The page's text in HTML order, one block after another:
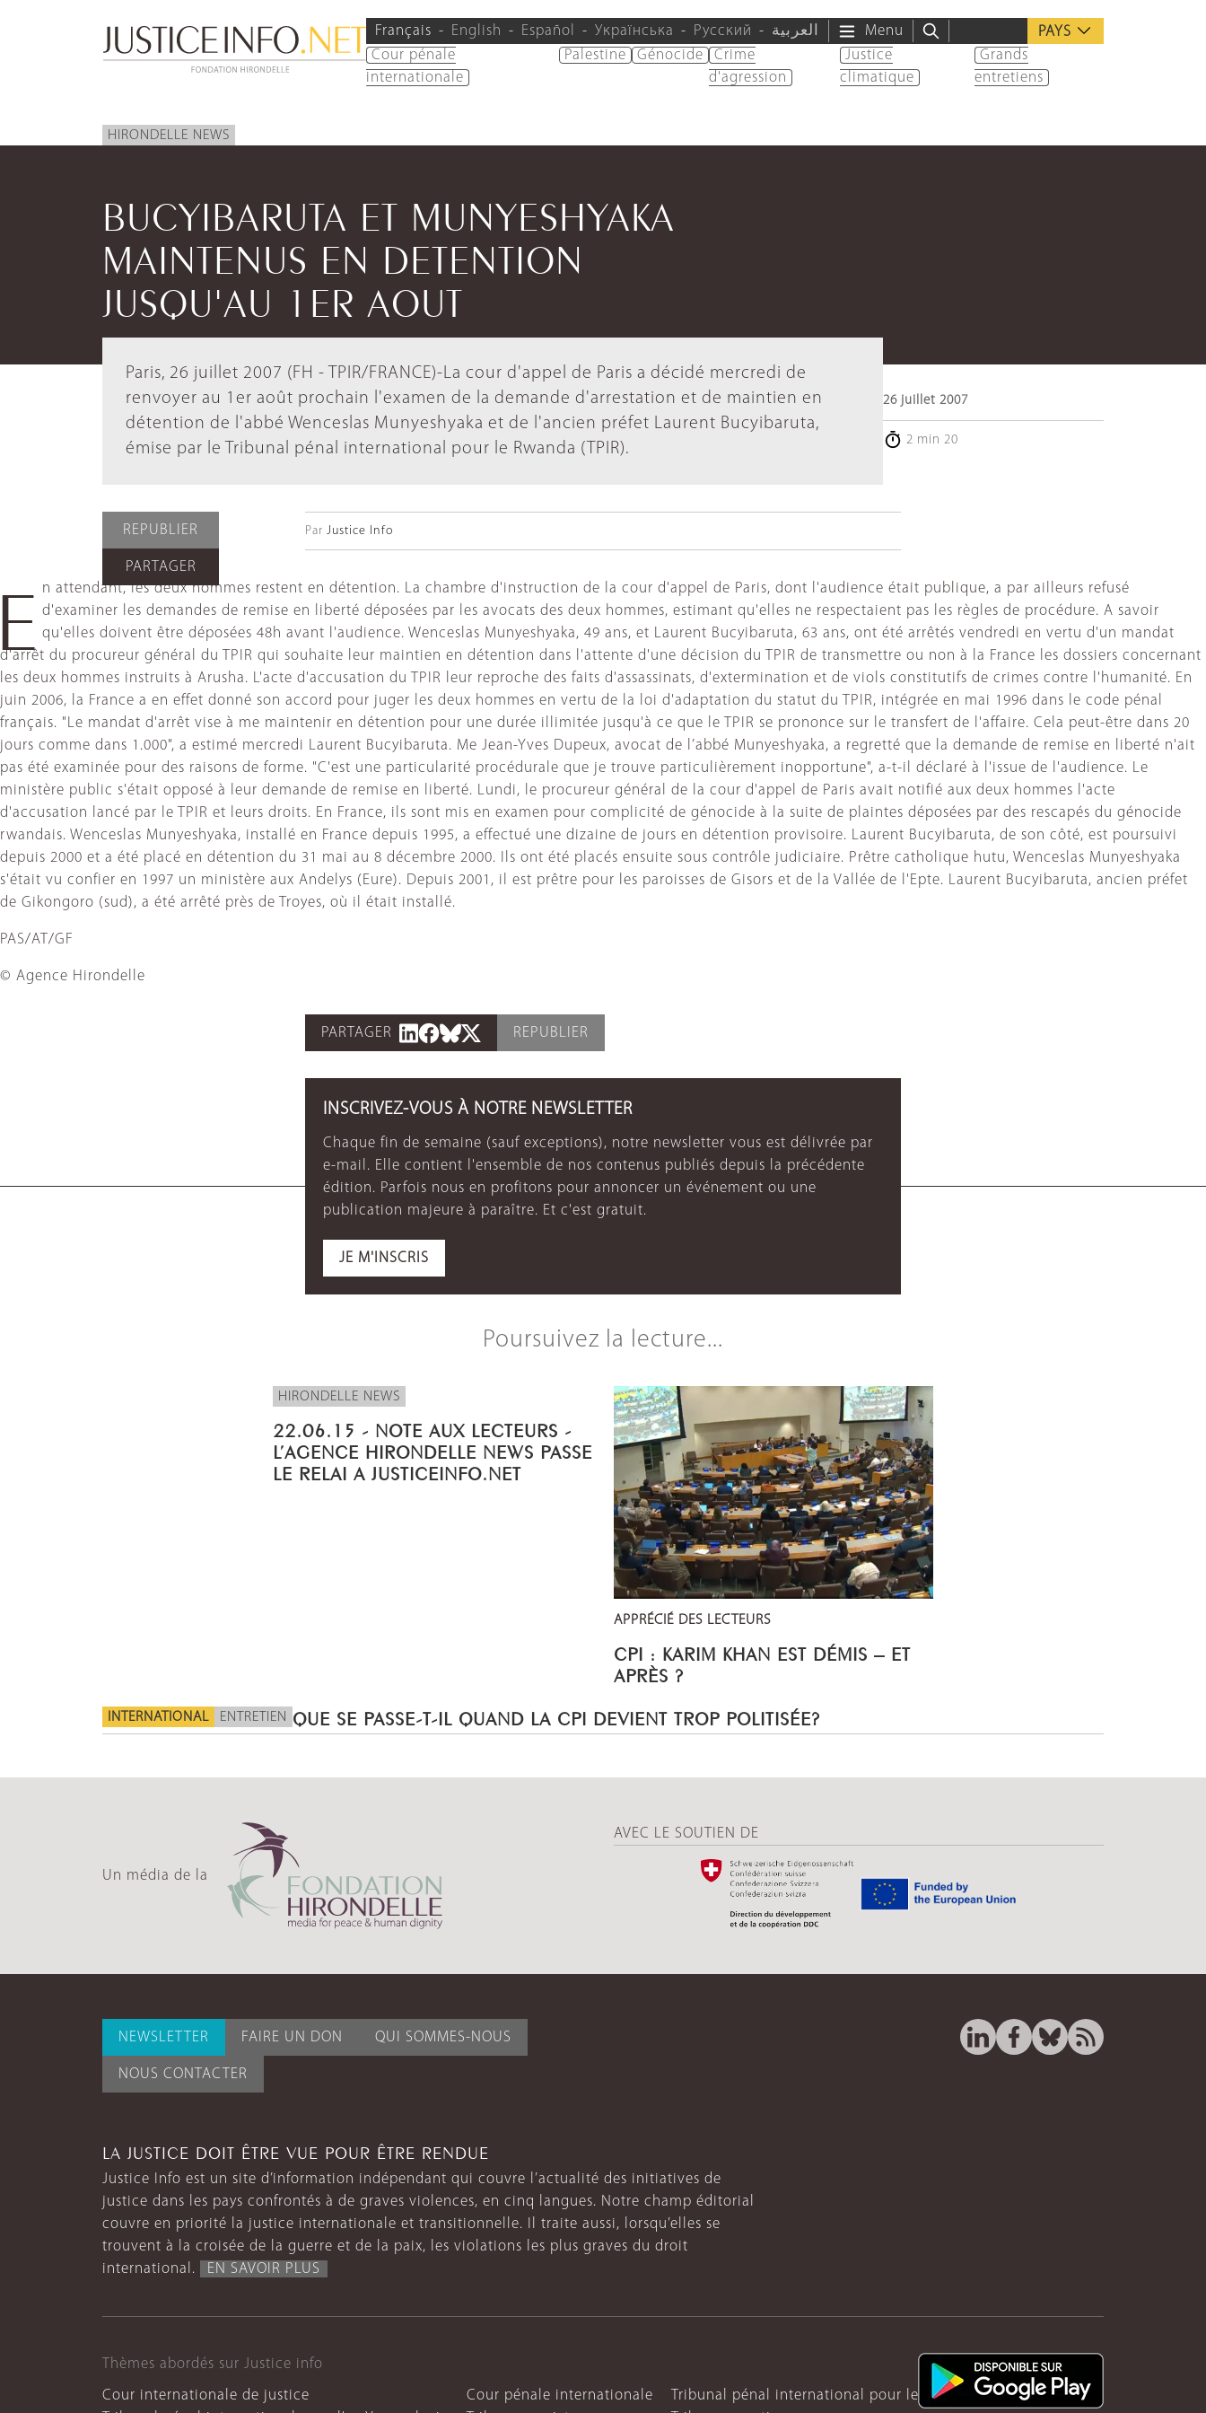
Français English Español Українська Русский العربية Menu
PAYS
Cour pénale
internationale
Palestine Génocide
Crime
d'agression
Justice
climatique
Grands
entretiens
HIRONDELLE NEWS
BUCYIBARUTA ET MUNYESHYAKA
MAINTENUS EN DETENTION
JUSQU'AU 1ER AOUT
Paris, 26 juillet 2007 (FH - TPIR/FRANCE)-La cour d'appel de Paris a décidé mercredi de
renvoyer au 1er août prochain l'examen de la demande d'arrestation et de maintien en
détention de l'abbé Wenceslas Munyeshyaka et de l'ancien préfet Laurent Bucyibaruta,
émise par le Tribunal pénal international pour le Rwanda (TPIR).
26 juillet 2007
2 min 20
REPUBLIER
PARTAGER
Par Justice Info
n attendant, les deux hommes restent en détention. La chambre d'instruction de la cour d'appel de Paris, dont l'audience était publique, a par ailleurs refusé
d'examiner les demandes de remise en liberté déposées par les avocats des deux hommes, estimant qu'elles ne respectaient pas les règles de procédure. A savoir
qu'elles doivent être déposées 48h avant l'audience. Wenceslas Munyeshyaka, 49 ans, et Laurent Bucyibaruta, 63 ans, ont été arrêtés vendredi en vertu d'un mandat
d'arrêt du procureur général du TPIR qui souhaite leur maintien en détention dans l'attente d'une décision du TPIR de transmettre ou non à la France les dossiers concernant
les deux hommes instruits à Arusha. L'acte d'accusation du TPIR leur reproche des faits d'assassinats, d'extermination et de viols constitutifs de crimes contre l'humanité. En
juin 2006, la France a en effet donné son accord pour juger les deux hommes en vertu de la loi d'adaptation du statut du TPIR, intégrée en mai 1996 dans le code pénal
français. "Le mandat d'arrêt vise à me maintenir en détention pour une durée illimitée jusqu'à ce que le TPIR se prononce sur le transfert de l'affaire. Cela peut-être dans 20
jours comme dans 1.000", a estimé mercredi Laurent Bucyibaruta. Me Jean-Yves Dupeux, avocat de l’abbé Munyeshyaka, a regretté que la demande de remise en liberté n'ait
pas été examinée pour des raisons de forme. "C'est une particularité procédurale que je trouve particulièrement inopportune", a-t-il déclaré à l'issue de l'audience. Le
ministère public s'était opposé à leur demande de remise en liberté. Lundi, le procureur général de la cour d'appel de Paris avait notifié aux deux hommes l'acte
d'accusation lancé par le TPIR et leurs droits. En France, ils sont mis en examen pour complicité de génocide à la suite de plaintes déposées par des rescapés du génocide
rwandais. Wenceslas Munyeshyaka, installé en France depuis 1995, a effectué une dizaine de jours en détention provisoire. Laurent Bucyibaruta, de son côté, est poursuivi
depuis 2000 et a été placé en détention du 31 mai au 8 décembre 2000. Ils ont été placés ensuite sous contrôle judiciaire. Prêtre catholique hutu, Wenceslas Munyeshyaka
s'était vu confier en 1997 un ministère aux Andelys (Eure). Depuis 2001, il est prêtre pour les paroisses de Gisors et de la Vallée de l'Epte. Laurent Bucyibaruta, ancien préfet
de Gikongoro (sud), a été arrêté près de Troyes, où il était installé.
PAS/AT/GF
© Agence Hirondelle
PARTAGER REPUBLIER
INSCRIVEZ-VOUS À NOTRE NEWSLETTER
Chaque fin de semaine (sauf exceptions), notre newsletter vous est délivrée par
e-mail. Elle contient l'ensemble de nos contenus publiés depuis la précédente
édition. Parfois nous en profitons pour annoncer un événement ou une
publication majeure à paraître. Et c'est gratuit.
JE M'INSCRIS
Poursuivez la lecture...
HIRONDELLE NEWS
22.06.15 - NOTE AUX LECTEURS -
L’AGENCE HIRONDELLE NEWS PASSE
LE RELAI A JUSTICEINFO.NET
APPRÉCIÉ DES LECTEURS
CPI : KARIM KHAN EST DÉMIS – ET
APRÈS ?
INTERNATIONAL ENTRETIEN QUE SE PASSE-T-IL QUAND LA CPI DEVIENT TROP POLITISÉE?
Un média de la
AVEC LE SOUTIEN DE
NEWSLETTER FAIRE UN DON QUI SOMMES-NOUS
NOUS CONTACTER
LA JUSTICE DOIT ÊTRE VUE POUR ÊTRE RENDUE
Justice Info est un site d’information indépendant qui couvre l’actualité des initiatives de
justice dans les pays confrontés à de graves violences, en cinq langues. Notre champ éditorial
couvre en priorité la justice internationale et transitionnelle. Il traite aussi, lorsqu’elles se
trouvent à la croisée de la guerre et de la paix, les violations les plus graves du droit
international.
EN SAVOIR PLUS
Thèmes abordés sur Justice info
Cour internationale de justice Cour pénale internationale
Tribunal pénal international pour le Rwanda